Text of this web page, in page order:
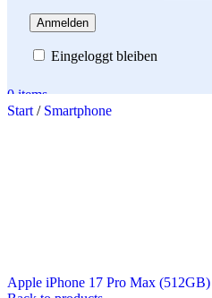
Anmelden
Eingeloggt bleiben
0items
Start / Smartphone
Apple iPhone 17 Pro Max (512GB)